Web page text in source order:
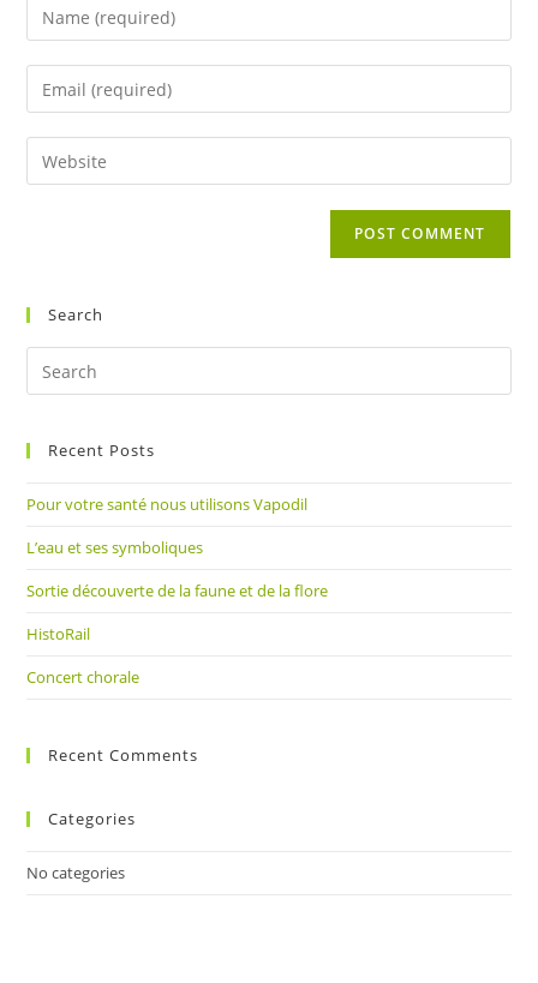
Enter
your
name
comment
Enter
your
email
address
Enter
your
Search
Recent Posts
Pour votre santé nous utilisons Vapodil
L’eau et ses symboliques
Sortie découverte de la faune et de la flore
HistoRail
Concert chorale
Recent Comments
Categories
No categories